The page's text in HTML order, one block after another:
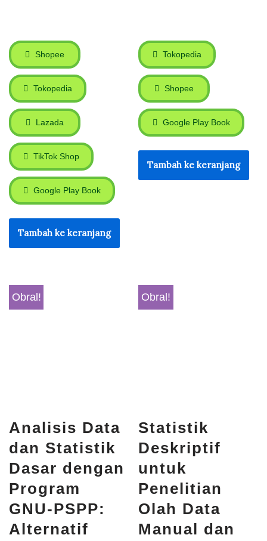
Shopee
Tokopedia
Lazada
TikTok Shop
Google Play Book
Tambah ke keranjang
Tokopedia
Shopee
Google Play Book
Tambah ke keranjang
Obral!
Analisis Data
dan Statistik
Dasar dengan
Program
GNU-PSPP:
Alternatif
Obral!
Statistik
Deskriptif
untuk
Penelitian
Olah Data
Manual dan